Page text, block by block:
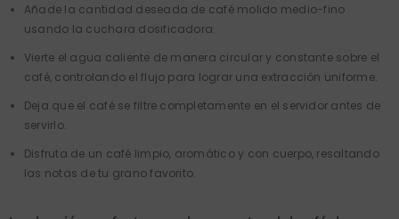
Añade la cantidad deseada de café molido medio-fino
usando la cuchara dosificadora.
Vierte el agua caliente de manera circular y constante sobre el
café, controlando el flujo para lograr una extracción uniforme.
Deja que el café se filtre completamente en el servidor antes de
servirlo.
Disfruta de un café limpio, aromático y con cuerpo, resaltando
las notas de tu grano favorito.